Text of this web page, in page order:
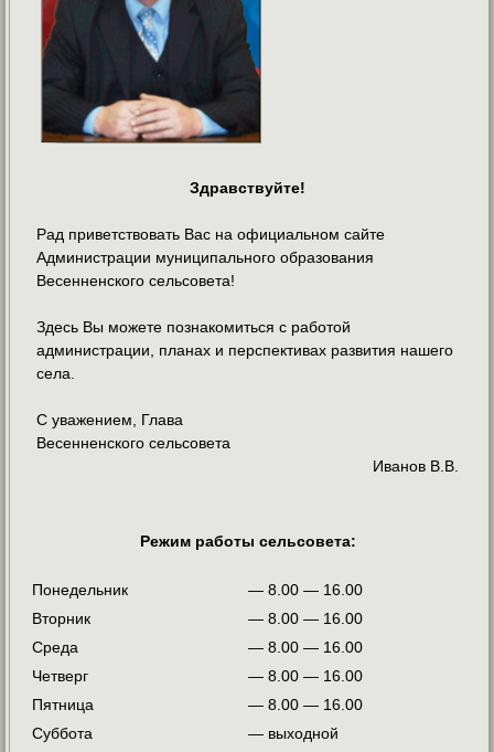
Здравствуйте!
Рад приветствовать Вас на официальном сайте
Администрации муниципального образования
Весенненского сельсовета!
Здесь Вы можете познакомиться с работой
администрации, планах и перспективах развития нашего
села.
С уважением, Глава
Весенненского сельсовета
Иванов В.В.
Режим работы сельсовета:
Понедельник
— 8.00 — 16.00
Вторник
— 8.00 — 16.00
Среда
— 8.00 — 16.00
Четверг
— 8.00 — 16.00
Пятница
— 8.00 — 16.00
Суббота
— выходной